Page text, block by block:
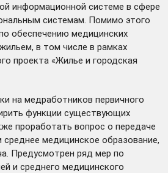
информационной системе в сфере
системам. Помимо этого
обеспечению медицинских
в том числе в рамках
проекта «Жилье и городская
на медработников первичного
функции существующих
проработать вопрос о передаче
медицинское образование,
Предусмотрен ряд мер по
и среднего медицинского